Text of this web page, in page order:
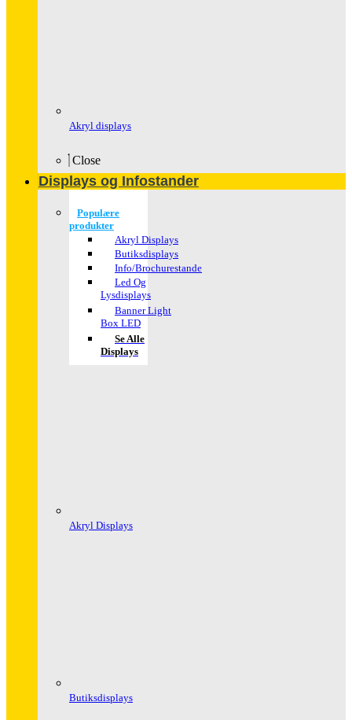
Akryl displays
Close
Displays og Infostander
Populære
produkter
Akryl Displays
Butiksdisplays
Info/Brochurestande
Led Og
Lysdisplays
Banner Light
Box LED
Se Alle
Displays
Akryl Displays
Butiksdisplays